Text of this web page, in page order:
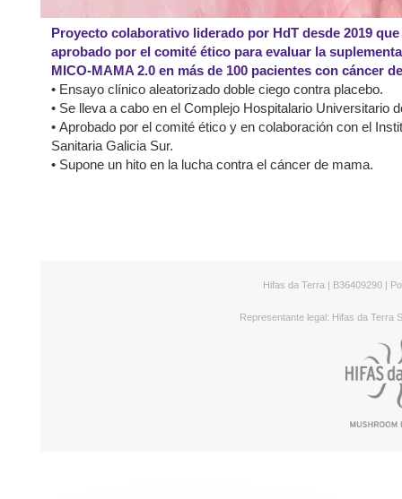
Proyecto colaborativo liderado por HdT desde 2019
aprobado por el comité ético para evaluar la
MICO-MAMA 2.0 en más de 100 pacientes con cáncer
•Ensayo clínico aleatorizado doble ciego contra placebo.
• Se lleva a cabo en el Complejo Hospitalario Universitario
• Aprobado por el comité ético y en colaboración con el
Sanitaria Galicia Sur.
• Supone un hito en la lucha contra el cáncer de mama.
Hifas da Terra | B36409290 |
Representante legal: Hifas da Terra